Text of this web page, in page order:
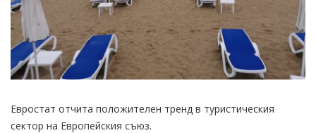
Евростат отчита положителен тренд в туристическия
сектор на Европейския съюз.